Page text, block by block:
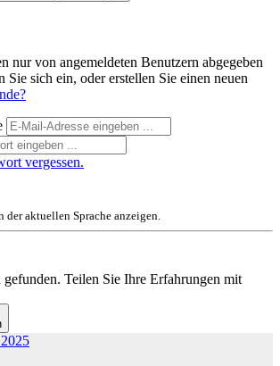
nur von angemeldeten Benutzern abgegeben
Sie sich ein, oder erstellen Sie einen neuen
vergessen.
der aktuellen Sprache anzeigen.
Teilen Sie Ihre Erfahrungen mit